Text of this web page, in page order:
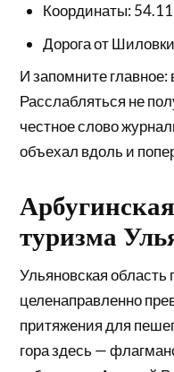
Координаты:
Дорога от
И запомните главное:
Расслабляться не
честное слово
объехал вдоль и
туризма
Ульяновская область
целенаправленно
притяжения для
гора здесь —